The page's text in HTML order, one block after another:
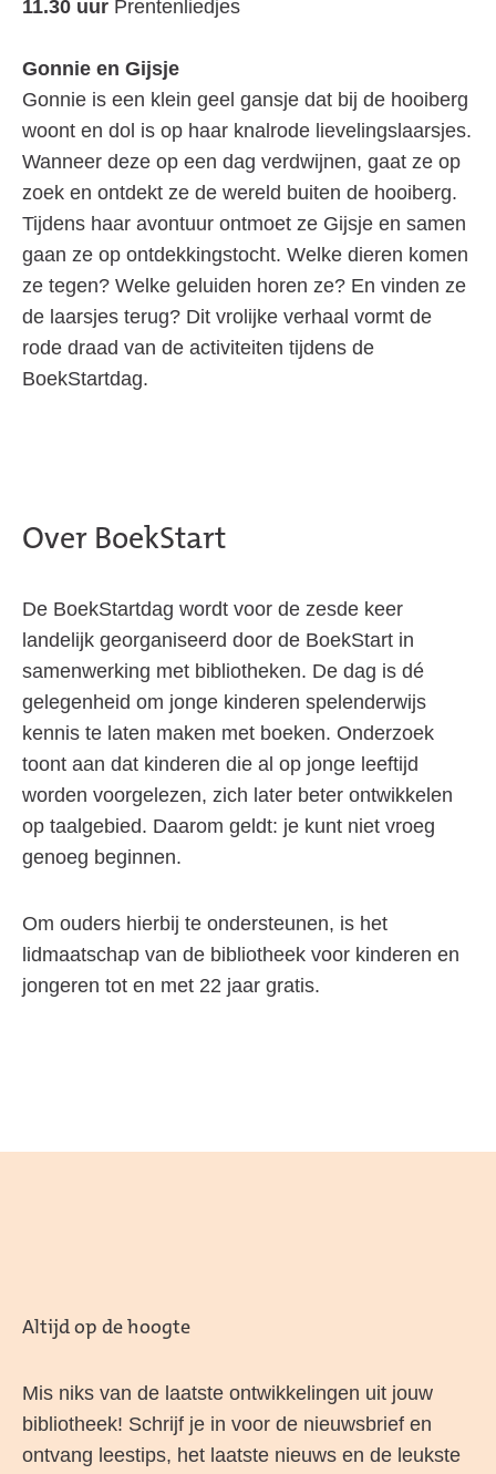
11.30 uur Prentenliedjes
Gonnie en Gijsje
Gonnie is een klein geel gansje dat bij de hooiberg
woont en dol is op haar knalrode lievelingslaarsjes.
Wanneer deze op een dag verdwijnen, gaat ze op
zoek en ontdekt ze de wereld buiten de hooiberg.
Tijdens haar avontuur ontmoet ze Gijsje en samen
gaan ze op ontdekkingstocht. Welke dieren komen
ze tegen? Welke geluiden horen ze? En vinden ze
de laarsjes terug? Dit vrolijke verhaal vormt de
rode draad van de activiteiten tijdens de
BoekStartdag.
Over BoekStart
De BoekStartdag wordt voor de zesde keer
landelijk georganiseerd door de BoekStart in
samenwerking met bibliotheken. De dag is dé
gelegenheid om jonge kinderen spelenderwijs
kennis te laten maken met boeken. Onderzoek
toont aan dat kinderen die al op jonge leeftijd
worden voorgelezen, zich later beter ontwikkelen
op taalgebied. Daarom geldt: je kunt niet vroeg
genoeg beginnen.
Om ouders hierbij te ondersteunen, is het
lidmaatschap van de bibliotheek voor kinderen en
jongeren tot en met 22 jaar gratis.
Altijd op de hoogte
Mis niks van de laatste ontwikkelingen uit jouw
bibliotheek! Schrijf je in voor de nieuwsbrief en
ontvang leestips, het laatste nieuws en de leukste